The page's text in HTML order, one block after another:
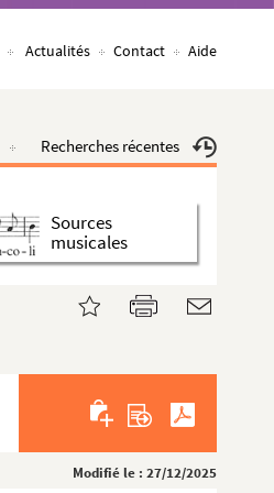
Actualités Contact Aide
Recherches récentes
Sources
musicales
Modifié le : 27/12/2025